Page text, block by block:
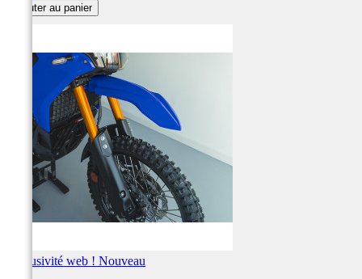
Ajouter au panier
Exclusivité web ! Nouveau